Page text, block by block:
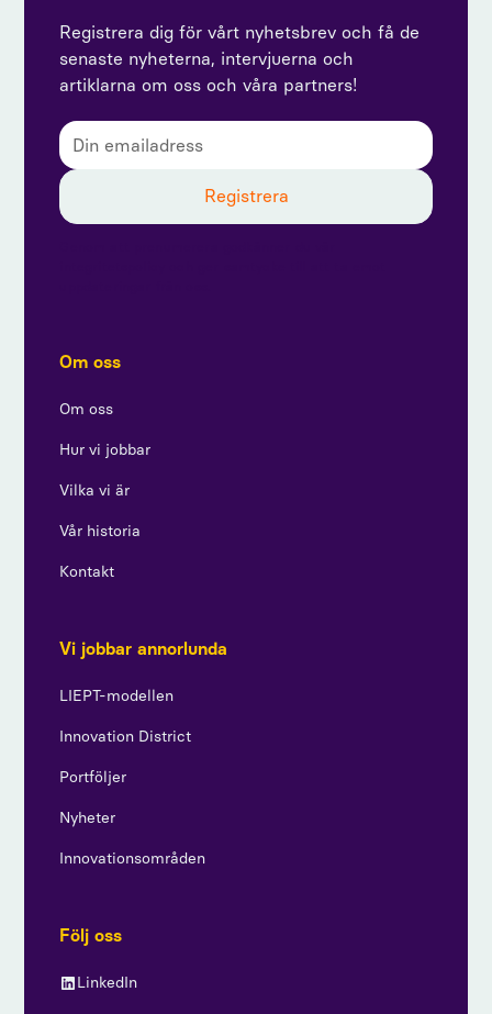
Registrera dig för vårt nyhetsbrev och få de
senaste nyheterna, intervjuerna och
artiklarna om oss och våra partners!
Om oss
Om oss
Hur vi jobbar
Vilka vi är
Vår historia
Kontakt
Vi jobbar annorlunda
LIEPT-modellen
Innovation District
Portföljer
Nyheter
Innovationsområden
Följ oss
LinkedIn